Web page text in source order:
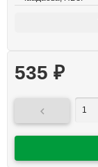
535 ₽
